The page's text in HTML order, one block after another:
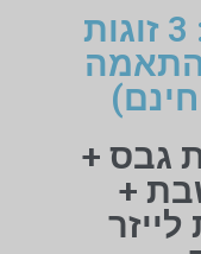
מדרסים במבצע: 3 זוגות
גבס +
+